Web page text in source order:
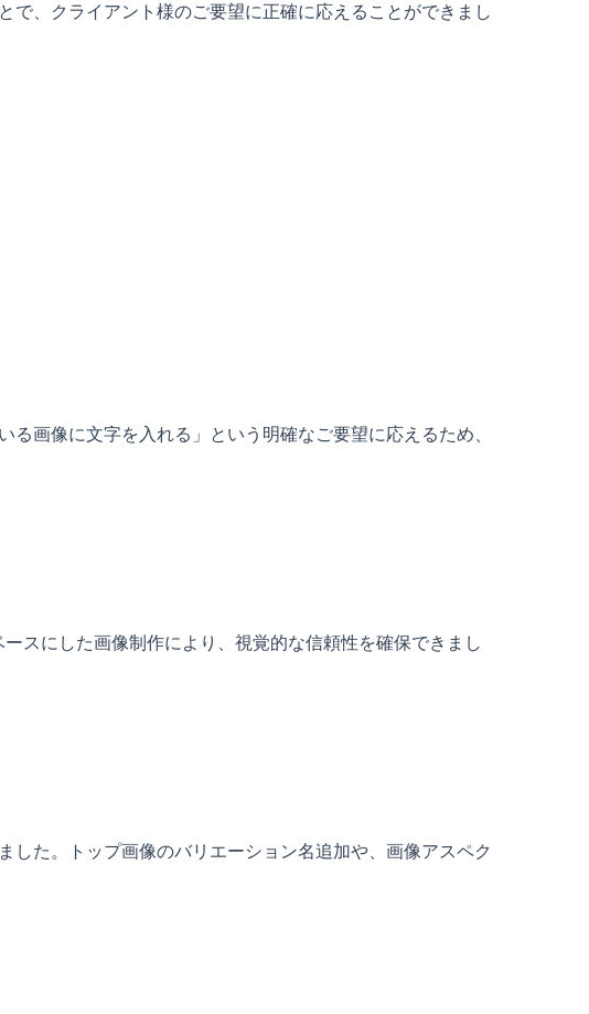
、クライアント様のご要望に正確に応えることができまし
画像に文字を入れる」という明確なご要望に応えるため、
スにした画像制作により、視覚的な信頼性を確保できまし
た。トップ画像のバリエーション名追加や、画像アスペク